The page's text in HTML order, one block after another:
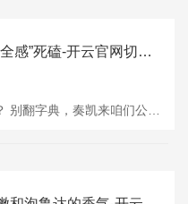
开云体育她是在和一房子的“安全感”死磕-开云官网切尔西赞助商(2025已更新(最新/官方/入口)